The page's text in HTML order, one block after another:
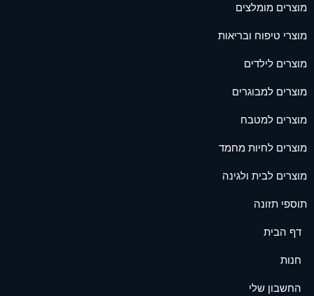
מוצרים מומלצים
מוצרי טיפוח ובריאות
מוצרים לילדים
מוצרים למבוגרים
מוצרים למטבח
מוצרים לחיות מחמד
מוצרים לבית ולגינה
תוספי תזונה
דף הבית
חנות
החשבון שלי